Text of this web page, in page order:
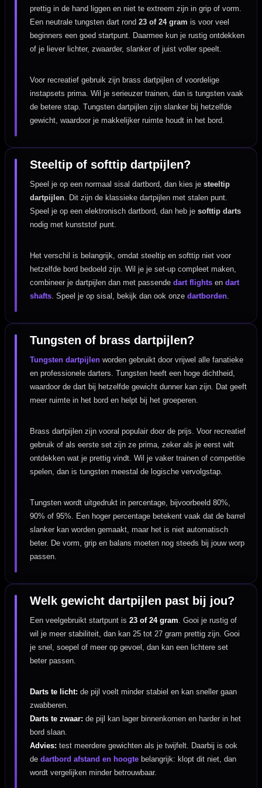
prettig in de hand liggen en niet te extreem zijn in grip of vorm.
Een neutrale tungsten dart rond23 of 24 gram is voor veel
beginners een goed startpunt. Daarmee kun je rustig ontdekken
of je liever lichter, zwaarder, slanker of juist voller speelt.
Voor recreatief gebruik zijn brass dartpijlen of voordelige
instapsets prima. Wil je serieuzer trainen, dan is tungsten vaak
de betere stap. Tungsten dartpijlen zijn slanker bij hetzelfde
gewicht, waardoor je makkelijker ruimte houdt in het bord.
Steeltip of softtip dartpijlen?
Speel je op een normaal sisal dartbord, dan kies jesteeltip
dartpijlen. Dit zijn de klassieke dartpijlen met stalen punt.
Speel je op een elektronisch dartbord, dan heb jesofttip darts
nodig met kunststof punt.
Het verschil is belangrijk, omdat steeltip en softtip niet voor
hetzelfde bord bedoeld zijn. Wil je je set-up compleet maken,
combineer je dartpijlen dan met passendedart flights endart
shafts. Speel je op sisal, bekijk dan ook onzedartborden.
Tungsten of brass dartpijlen?
Tungsten dartpijlen worden gebruikt door vrijwel alle fanatieke
en professionele darters. Tungsten heeft een hoge dichtheid,
waardoor de dart bij hetzelfde gewicht dunner kan zijn. Dat geeft
meer ruimte in het bord en helpt bij het groeperen.
Brass dartpijlen zijn vooral populair door de prijs. Voor recreatief
gebruik of als eerste set zijn ze prima, zeker als je eerst wilt
ontdekken wat je prettig vindt. Wil je vaker trainen of competitie
spelen, dan is tungsten meestal de logische vervolgstap.
Tungsten wordt uitgedrukt in percentage, bijvoorbeeld 80%,
90% of 95%. Een hoger percentage betekent vaak dat de barrel
slanker kan worden gemaakt, maar het is niet automatisch
beter. De vorm, grip en balans moeten nog steeds bij jouw worp
passen.
Welk gewicht dartpijlen past bij jou?
Een veelgebruikt startpunt is23 of 24 gram. Gooi je rustig of
wil je meer stabiliteit, dan kan 25 tot 27 gram prettig zijn. Gooi
je snel, soepel of meer op gevoel, dan kan een lichtere set
beter passen.
Darts te licht: de pijl voelt minder stabiel en kan sneller gaan
zwabberen.
Darts te zwaar: de pijl kan lager binnenkomen en harder in het
bord slaan.
Advies: test meerdere gewichten als je twijfelt. Daarbij is ook
dedartbord afstand en hoogte belangrijk: klopt dit niet, dan
wordt vergelijken minder betrouwbaar.